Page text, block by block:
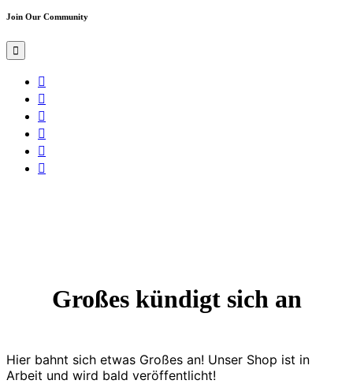
Join Our Community
Großes kündigt sich an
Hier bahnt sich etwas Großes an! Unser Shop ist in
Arbeit und wird bald veröffentlicht!